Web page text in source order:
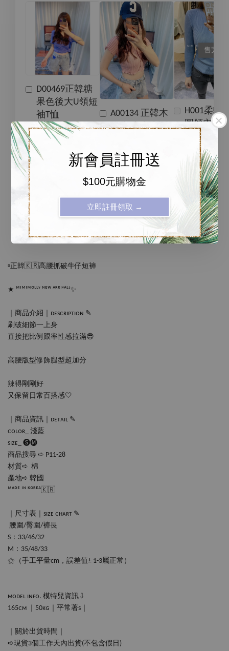
新會員註冊送
$100元購物金
立即註冊領取 →
D00469正韓糖
果色後大U領短
袖T恤
NT$ 99 +
A00134 正韓木
耳邊v領短版針
NT$ 99
售完
H001柔軟
圓領內搭
上衣
NT$ 99
NT$ 199
加入購物車
▫️正韓🇰🇷高腰抓破牛仔短褲
★ ᴹᴵᴹᴵᴹᴼᴸᴸᵞ ᴺᴱᵂ ᴬᴿᴿᴵᵛᴬᴸˢ✨
｜商品介紹｜ᴅᴇsᴄʀɪᴘᴛɪᴏɴ ✎
刷破細節一上身
直接把比例跟率性感拉滿😎
高腰版型修飾腿型超加分
辣得剛剛好
又保留日常百搭感🤍
｜商品資訊｜ᴅᴇᴛᴀɪʟ ✎
ᴄᴏʟᴏʀ_ 淺藍
sɪᴢᴇ_ 🅢🅜
商品搜尋 ➪ P11-28
材質➪  棉
產地➪ 韓國
ᴹᴬᴰᴱ ᴵᴺ ᴷᴼᴿᴱᴬ🇰🇷
｜尺寸表｜sɪᴢᴇ ᴄʜᴀʀᴛ ✎
腰圍/臀圍/褲長
S：33/46/32
M：35/48/33
⚝（手工平量cm，誤差值± 1-3屬正常）
ᴍᴏᴅᴇʟ ɪɴғᴏ. 模特兒資訊⇩
165ᴄᴍ ｜50ᴋɢ｜平常著s｜
｜關於出貨時間｜
➪現貨3個工作天內出貨(不包含假日)